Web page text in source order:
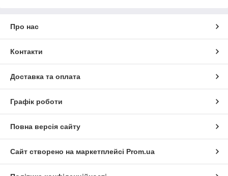
Про нас
Контакти
Доставка та оплата
Графік роботи
Повна версія сайту
Сайт створено на маркетплейсі Prom.ua